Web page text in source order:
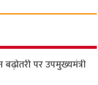
पर उपमुख्यमंत्री